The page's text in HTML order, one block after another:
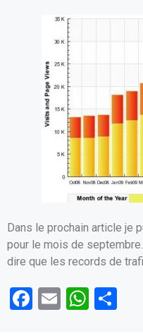
Dans le prochain article je
pour le mois de
dire que les records de
F
E
W